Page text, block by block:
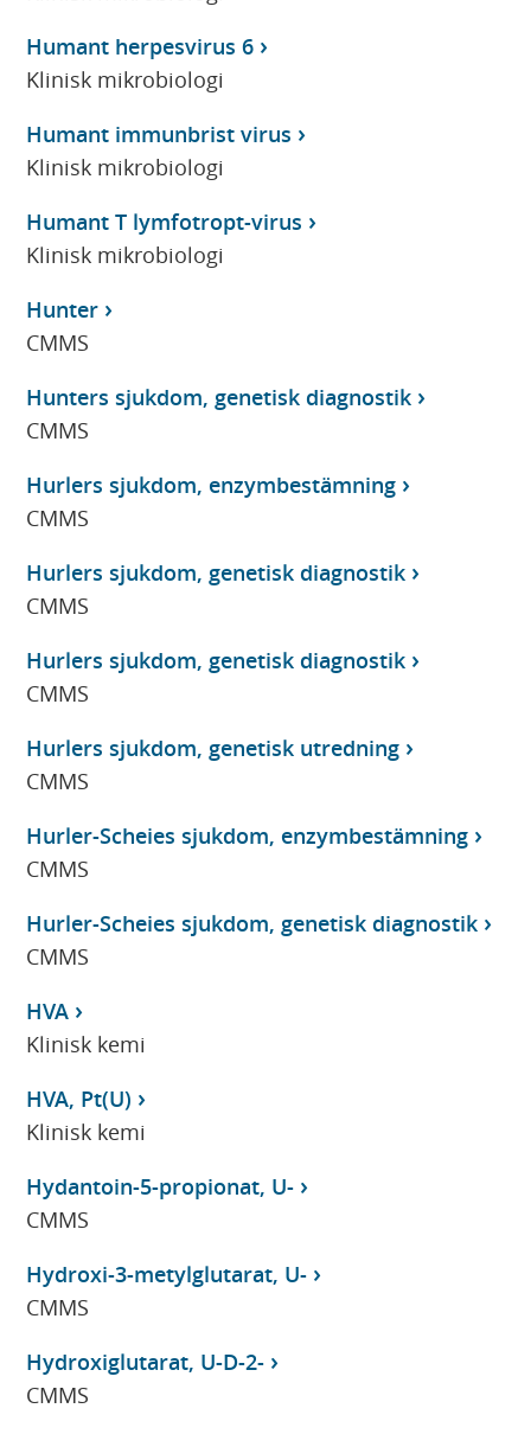
Humant herpesvirus 6
Klinisk mikrobiologi
Humant immunbrist virus
Klinisk mikrobiologi
Humant T lymfotropt-virus
Klinisk mikrobiologi
Hunter
CMMS
Hunters sjukdom, genetisk diagnostik
CMMS
Hurlers sjukdom, enzymbestämning
CMMS
Hurlers sjukdom, genetisk diagnostik
CMMS
Hurlers sjukdom, genetisk diagnostik
CMMS
Hurlers sjukdom, genetisk utredning
CMMS
Hurler-Scheies sjukdom, enzymbestämning
CMMS
Hurler-Scheies sjukdom, genetisk diagnostik
CMMS
HVA
Klinisk kemi
HVA, Pt(U)
Klinisk kemi
Hydantoin-5-propionat, U-
CMMS
Hydroxi-3-metylglutarat, U-
CMMS
Hydroxiglutarat, U-D-2-
CMMS